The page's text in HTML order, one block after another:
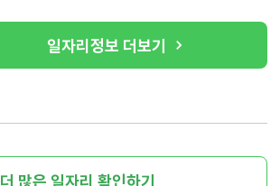
일자리정보 더보기
더 많은 일자리 확인하기